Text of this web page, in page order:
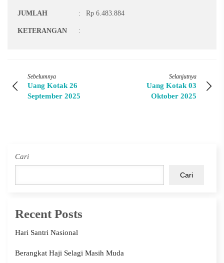
JUMLAH : Rp 6.483.884
KETERANGAN :
Sebelumnya
Uang Kotak 26
September 2025
Selanjutnya
Uang Kotak 03
Oktober 2025
Cari
Cari
Recent Posts
Hari Santri Nasional
Berangkat Haji Selagi Masih Muda